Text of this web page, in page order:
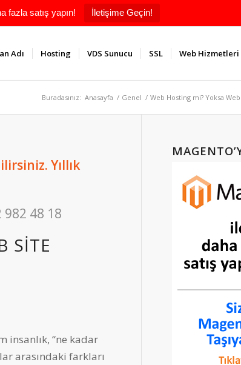
fazla satış yapın! İletişime Geçin!
Adı Hosting VDS Sunucu SSL Web Hizmetleri
Buradasınız: Anasayfa / Genel / Web Hosting mi? Yoksa
Yıllık
48 18
SITE
insanlık, “ne kadar
arasındaki farkları